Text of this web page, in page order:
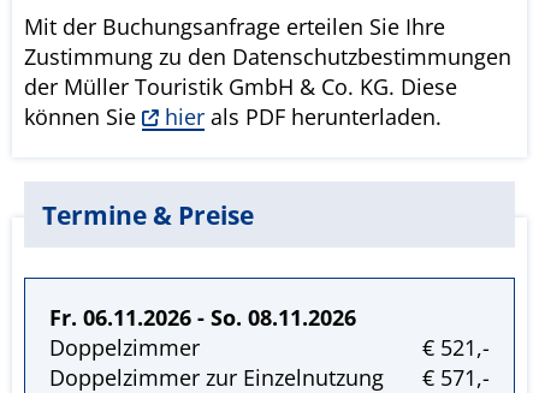
Mit der Buchungsanfrage erteilen Sie Ihre
Zustimmung zu den Datenschutzbestimmungen
der Müller Touristik GmbH & Co. KG. Diese
können Sie
hier als PDF herunterladen.
Termine & Preise
Fr. 06.11.2026 - So. 08.11.2026
Doppelzimmer
€ 521,-
Doppelzimmer zur Einzelnutzung
€ 571,-